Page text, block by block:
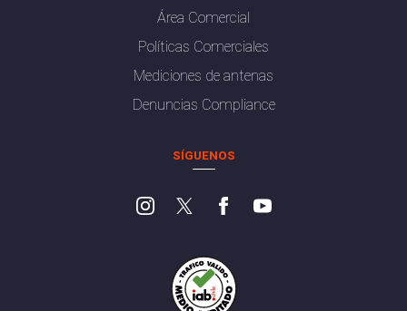
Área Comercial
Políticas Comerciales
Mediciones de antenas
Denuncias Compliance
SÍGUENOS